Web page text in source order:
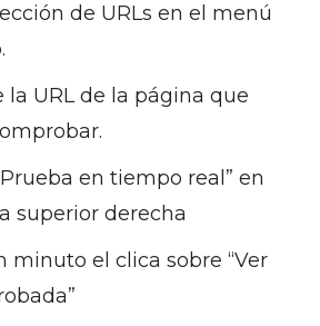
de URLs en el menú
la URL de la página que
en tiempo real” en
superior derecha
minuto el clica sobre “Ver